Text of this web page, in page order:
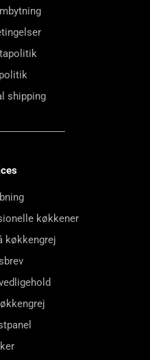
shipping
køkkener
køkkengrej